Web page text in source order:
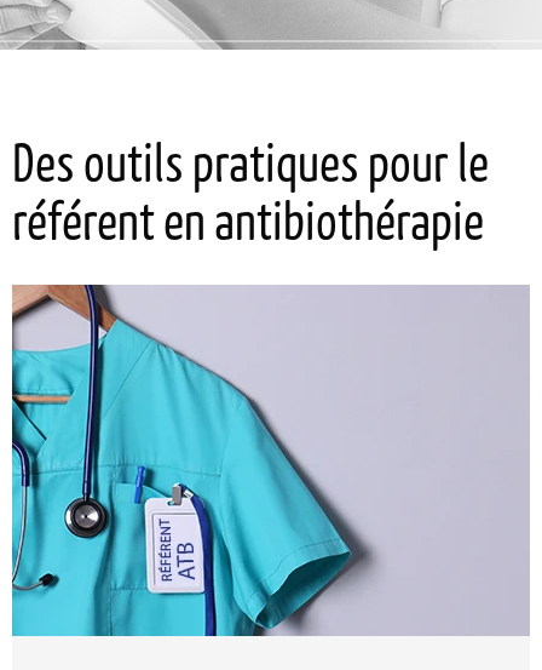
Des outils pratiques pour le
référent en antibiothérapie